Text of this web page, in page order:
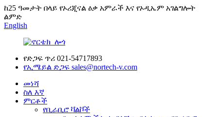
ከ25 ዓመታት በላይ የኦሪጂናል ዕቃ አምራች እና የኦዲኤም አገልግሎት
ልምድ
English
የድጋፍ ጥሪ 021-54717893
የኢሜይል ድጋፍ sales@nortech-v.com
መነሻ
ስለ እኛ
ምርቶች
የቢራቢሮ ቫልቮች